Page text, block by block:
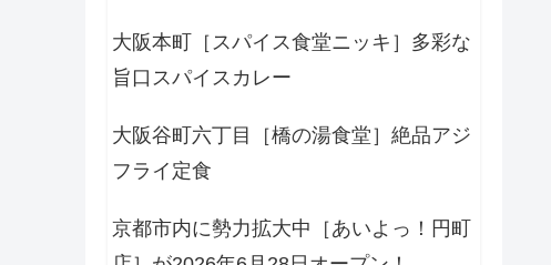
大阪本町［スパイス食堂ニッキ］多彩な
旨口スパイスカレー
大阪谷町六丁目［橋の湯食堂］絶品アジ
フライ定食
京都市内に勢力拡大中［あいよっ！円町